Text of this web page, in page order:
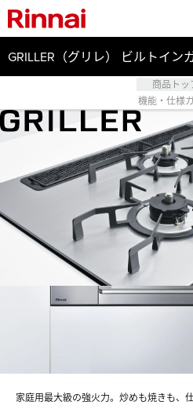
GRILLER（グリレ） ビルトイン
商品トッ
機能・仕様
家庭用最大級の強火力。炒めも焼きも、